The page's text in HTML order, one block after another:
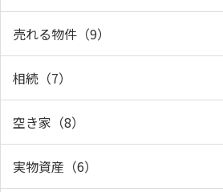
売れる物件（9）
相続（7）
空き家（8）
実物資産（6）